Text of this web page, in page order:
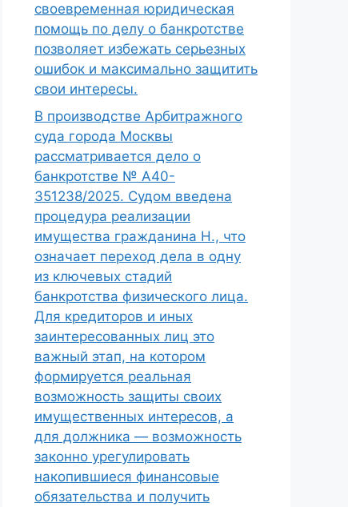
своевременная юридическая
помощь по делу о банкротстве
позволяет избежать серьезных
ошибок и максимально защитить
свои интересы.
В производстве Арбитражного
суда города Москвы
рассматривается дело о
банкротстве № А40-
351238/2025. Судом введена
процедура реализации
имущества гражданина Н., что
означает переход дела в одну
из ключевых стадий
банкротства физического лица.
Для кредиторов и иных
заинтересованных лиц это
важный этап, на котором
формируется реальная
возможность защиты своих
имущественных интересов, а
для должника — возможность
законно урегулировать
накопившиеся финансовые
обязательства и получить